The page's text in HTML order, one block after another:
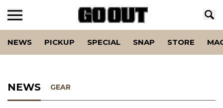
NEWS PICKUP SPECIAL SNAP STORE
NEWS GEAR